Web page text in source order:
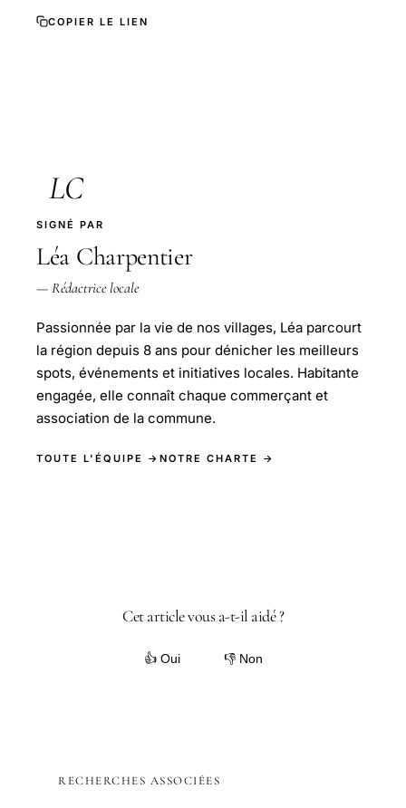
COPIER LE LIEN
LC
SIGNÉ PAR
Léa Charpentier
— Rédactrice locale
Passionnée par la vie de nos villages, Léa parcourt
la région depuis 8 ans pour dénicher les meilleurs
spots, événements et initiatives locales. Habitante
engagée, elle connaît chaque commerçant et
association de la commune.
TOUTE L'ÉQUIPE → NOTRE CHARTE →
Cet article vous a-t-il aidé ?
👍 Oui 👎 Non
RECHERCHES ASSOCIÉES